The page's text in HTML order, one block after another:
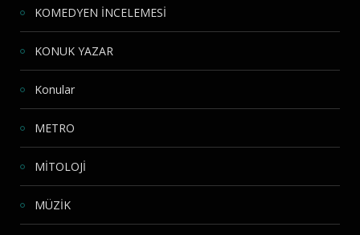
KOMEDYEN İNCELEMESİ
KONUK YAZAR
Konular
METRO
MİTOLOJİ
MÜZİK